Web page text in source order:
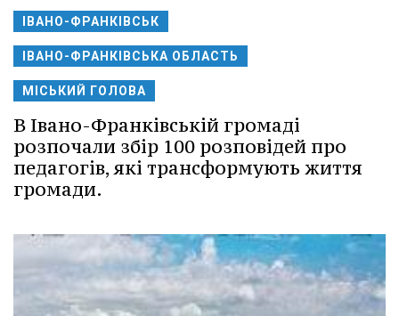
ІВАНО-ФРАНКІВСЬК
ІВАНО-ФРАНКІВСЬКА ОБЛАСТЬ
МІСЬКИЙ ГОЛОВА
В Івано-Франківській громаді
розпочали збір 100 розповідей про
педагогів, які трансформують життя
громади.